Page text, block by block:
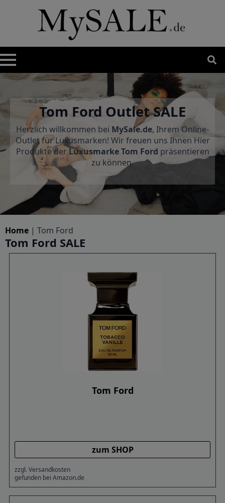
for:
Tom Ford Outlet SALE
Herzlich willkommen bei MySale.de, Ihrem Online-
Outlet für Luxusmarken! Wir freuen uns Ihnen Hier
Produkte derLuxusmarke Tom Ford präsentieren
zu können.
Home | Tom Ford
Tom Ford SALE
Tom Ford
zum SHOP
zzgl. Versandkosten
gefunden bei Amazon.de